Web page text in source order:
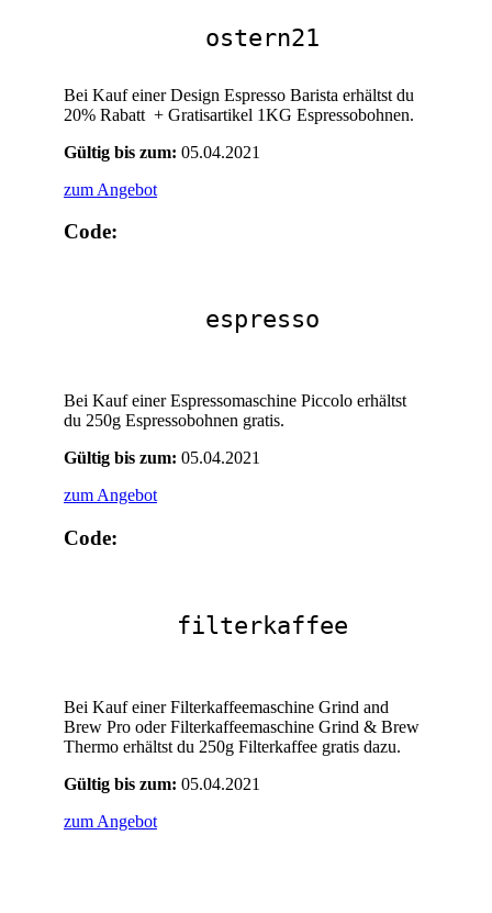
ostern21
Bei Kauf einer Design Espresso Barista erhältst du
20% Rabatt + Gratisartikel 1KG Espressobohnen.
Gültig bis zum: 05.04.2021
zum Angebot
Code:
espresso
Bei Kauf einer Espressomaschine Piccolo erhältst
du 250g Espressobohnen gratis.
Gültig bis zum: 05.04.2021
zum Angebot
Code:
filterkaffee
Bei Kauf einer Filterkaffeemaschine Grind and
Brew Pro oder Filterkaffeemaschine Grind & Brew
Thermo erhältst du 250g Filterkaffee gratis dazu.
Gültig bis zum: 05.04.2021
zum Angebot